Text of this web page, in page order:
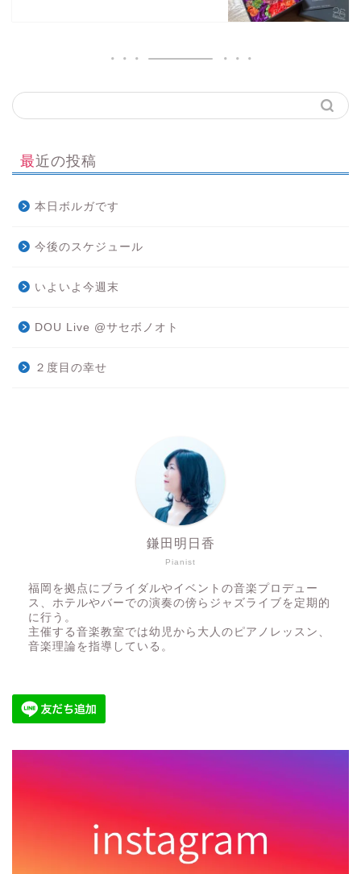
最近の投稿
本日ボルガです
今後のスケジュール
いよいよ今週末
DOU Live @サセボノオト
２度目の幸せ
Pianist
鎌田明日香
福岡を拠点にブライダルやイベントの音楽プロデュー
ス、ホテルやバーでの演奏の傍らジャズライブを定期的
に行う。
主催する音楽教室では幼児から大人のピアノレッスン、
音楽理論を指導している。